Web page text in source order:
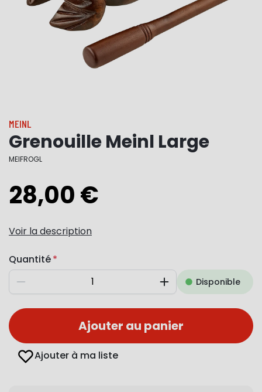
MEINL
Grenouille Meinl Large
MEIFROGL
28,00 €
Voir la description
Quantité
Diminuer AugmenterDisponible
Ajouter au panier
Ajouter à ma liste